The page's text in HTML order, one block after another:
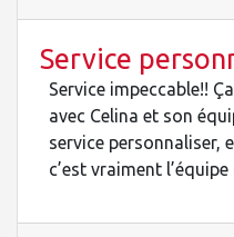
Service
Service impeccable!!
avec Celina et son
service personnaliser,
c’est vraiment